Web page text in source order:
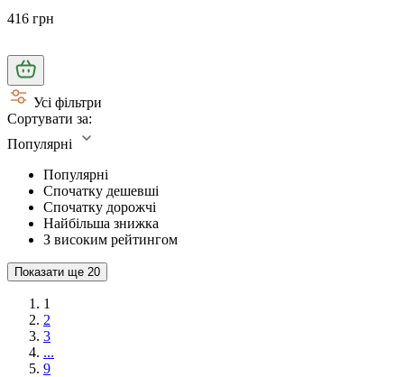
416 грн
Усі фільтри
Сортувати за:
Популярні
Популярні
Спочатку дешевші
Спочатку дорожчі
Найбільша знижка
З високим рейтингом
Показати ще 20
1
2
3
...
9